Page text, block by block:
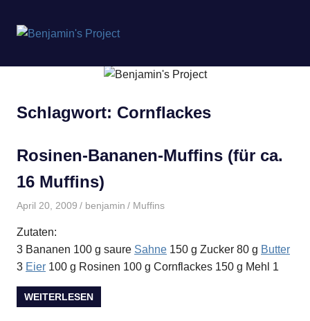
springen
Project
Schlagwort: Cornflackes
Rosinen-Bananen-Muffins (für ca.
16 Muffins)
April 20, 2009 benjamin Muffins
Zutaten:
3 Bananen 100 g saure Sahne 150 g Zucker 80 g Butter
3 Eier 100 g Rosinen 100 g Cornflackes 150 g Mehl 1
WEITERLESEN